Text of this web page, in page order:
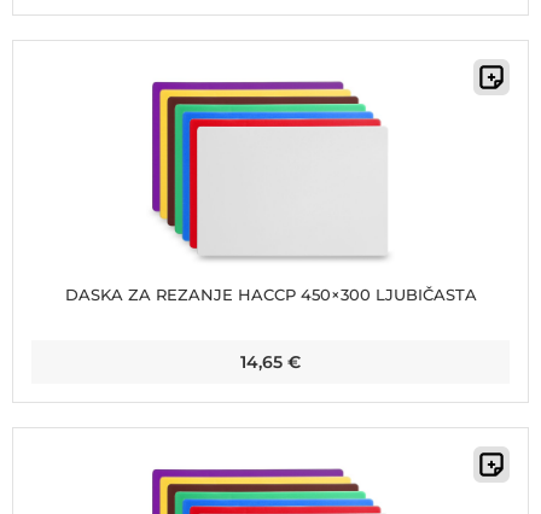
DASKA ZA REZANJE HACCP 450×300 LJUBIČASTA
14,65 €